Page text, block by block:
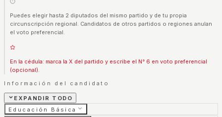
Puedes elegir hasta 2 diputados del mismo partido y de tu propia
circunscripción regional. Candidatos de otros partidos o regiones anulan
el voto preferencial.
En la cédula: marca la X del partido y escribe el N° 6 en voto preferencial
(opcional).
Información del candidato
EXPANDIR TODO
Educación Básica